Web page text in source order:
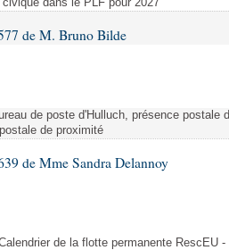
des lois
des lois
dans le PLF pour 2027
de M. Bruno Bilde
de poste d'Hulluch, présence postale
de proximité
de Mme Sandra Delannoy
de la flotte permanente RescEU